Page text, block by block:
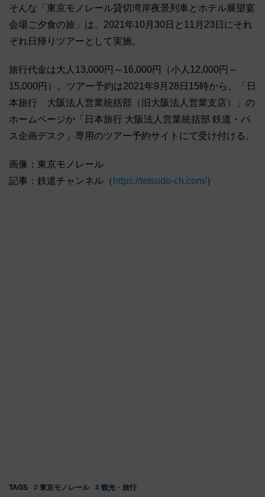
そんな「東京モノレール貸切湾岸夜景列車とホテル展望宴
会場ご夕食の旅」は、2021年10月30日と11月23日にそれ
ぞれ日帰りツアーとして実施。
旅行代金は大人13,000円～16,000円（小人12,000円～
15,000円）。ツアー予約は2021年9月28日15時から、「日
本旅行 大阪法人営業統括部（旧大阪法人営業支店）」の
ホームページか「日本旅行 大阪法人営業統括部 鉄道・バ
ス企画デスク」専用のツアー予約サイトにて受け付ける。
画像：東京モノレール
記事：鉄道チャンネル（ https://tetsudo-ch.com/）
TAGS # 東京モノレール # 観光・旅行